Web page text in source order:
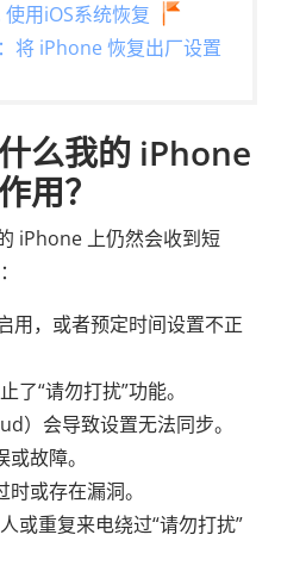
用iOS系统恢复
将 iPhone 恢复出厂设置
么我的 iPhone
用？
iPhone 上仍然会收到短
用，或者预定时间设置不正
了“请勿打扰”功能。
）会导致设置无法同步。
故障。
或存在漏洞。
或重复来电绕过“请勿打扰”